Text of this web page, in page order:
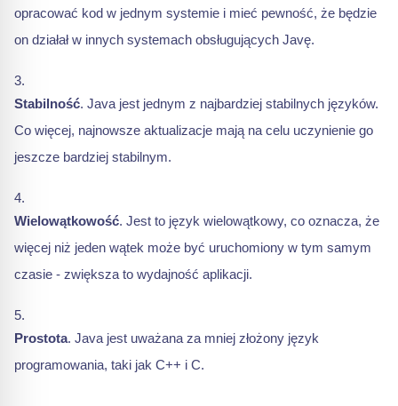
opracować kod w jednym systemie i mieć pewność, że będzie
on działał w innych systemach obsługujących Javę.
Stabilność. Java jest jednym z najbardziej stabilnych języków.
Co więcej, najnowsze aktualizacje mają na celu uczynienie go
jeszcze bardziej stabilnym.
Wielowątkowość. Jest to język wielowątkowy, co oznacza, że
więcej niż jeden wątek może być uruchomiony w tym samym
czasie - zwiększa to wydajność aplikacji.
Prostota. Java jest uważana za mniej złożony język
programowania, taki jak C++ i C.